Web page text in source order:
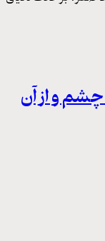
و از آن